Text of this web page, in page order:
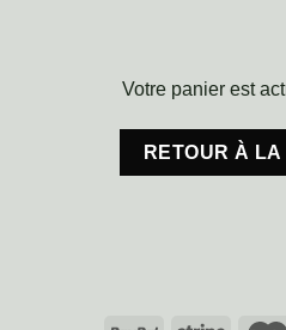
Votre panier est
RETOUR À